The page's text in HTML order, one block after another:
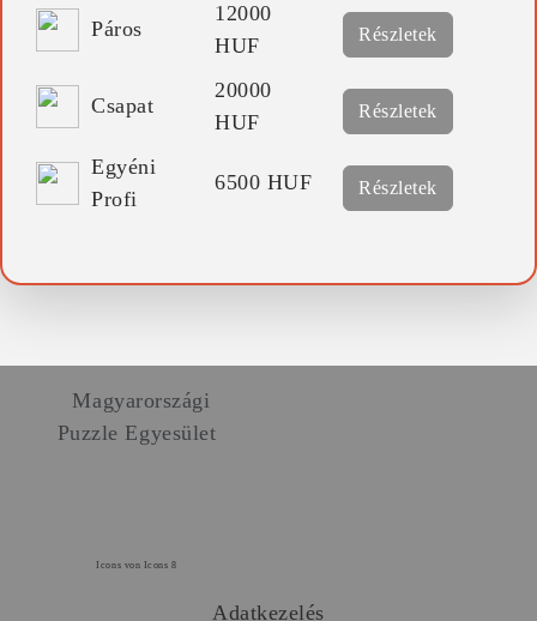
Páros
12000
HUF
Részletek
Csapat
20000
HUF
Részletek
Egyéni
Profi
6500 HUF Részletek
Magyarországi
Puzzle Egyesület
Icons von Icons 8
Adatkezelés